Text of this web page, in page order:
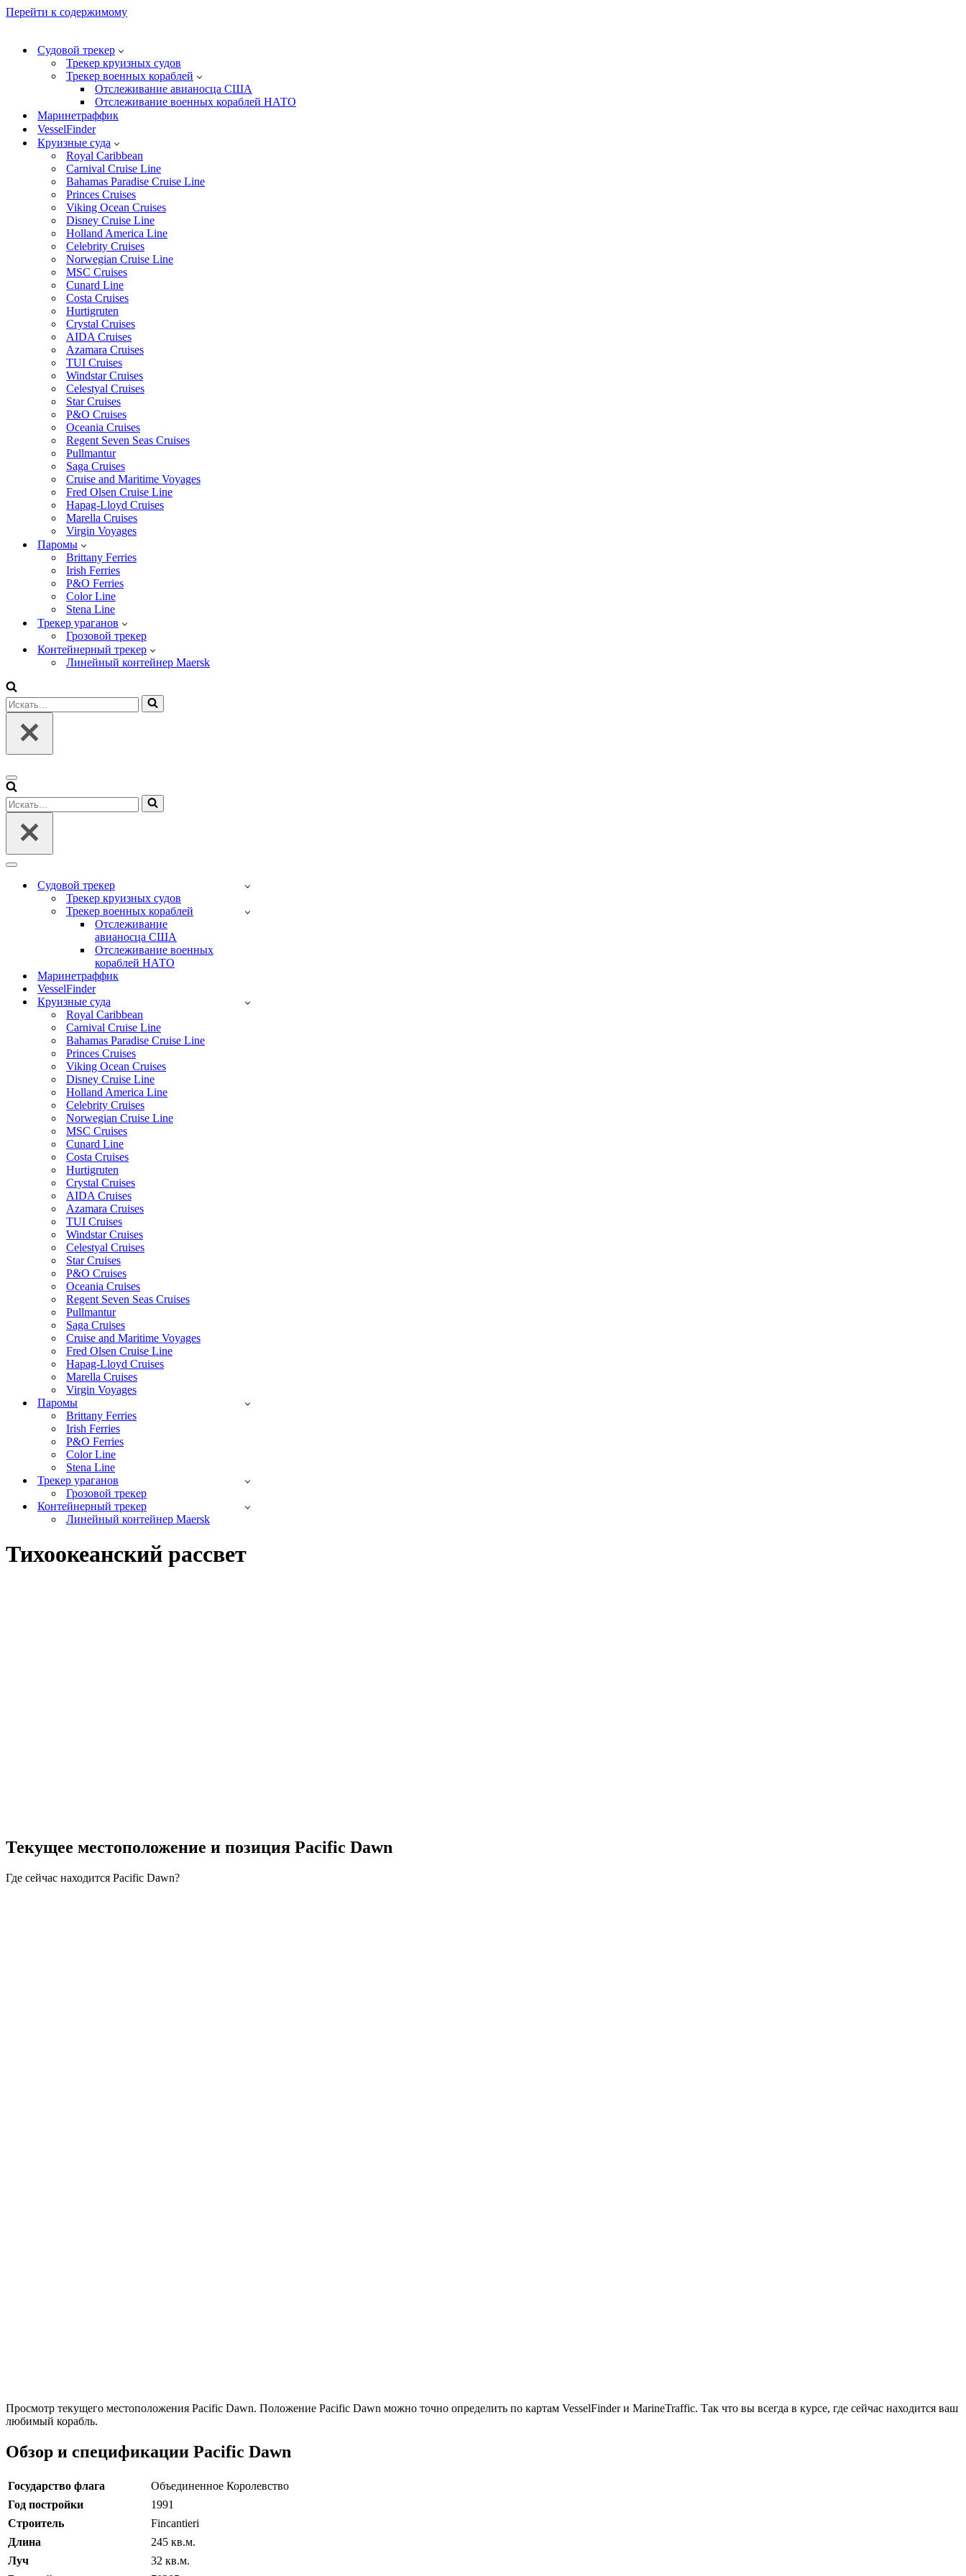
Перейти к содержимому
Судовой трекер
Трекер круизных судов
Трекер военных кораблей
Отслеживание авианосца США
Отслеживание военных кораблей НАТО
Маринетраффик
VesselFinder
Круизные суда
Royal Caribbean
Carnival Cruise Line
Bahamas Paradise Cruise Line
Princes Cruises
Viking Ocean Cruises
Disney Cruise Line
Holland America Line
Celebrity Cruises
Norwegian Cruise Line
MSC Cruises
Cunard Line
Costa Cruises
Hurtigruten
Crystal Cruises
AIDA Cruises
Azamara Cruises
TUI Cruises
Windstar Cruises
Celestyal Cruises
Star Cruises
P&O Cruises
Oceania Cruises
Regent Seven Seas Cruises
Pullmantur
Saga Cruises
Cruise and Maritime Voyages
Fred Olsen Cruise Line
Hapag-Lloyd Cruises
Marella Cruises
Virgin Voyages
Паромы
Brittany Ferries
Irish Ferries
P&O Ferries
Color Line
Stena Line
Трекер ураганов
Грозовой трекер
Контейнерный трекер
Линейный контейнер Maersk
Искать...
Меню
навигации
Искать...
Меню
навигацииСудовой трекер
Трекер круизных судов
Трекер военных кораблей
Отслеживание
авианосца США
Отслеживание военных
кораблей НАТО
Маринетраффик
VesselFinder
Круизные суда
Royal Caribbean
Carnival Cruise Line
Bahamas Paradise Cruise Line
Princes Cruises
Viking Ocean Cruises
Disney Cruise Line
Holland America Line
Celebrity Cruises
Norwegian Cruise Line
MSC Cruises
Cunard Line
Costa Cruises
Hurtigruten
Crystal Cruises
AIDA Cruises
Azamara Cruises
TUI Cruises
Windstar Cruises
Celestyal Cruises
Star Cruises
P&O Cruises
Oceania Cruises
Regent Seven Seas Cruises
Pullmantur
Saga Cruises
Cruise and Maritime Voyages
Fred Olsen Cruise Line
Hapag-Lloyd Cruises
Marella Cruises
Virgin Voyages
Паромы
Brittany Ferries
Irish Ferries
P&O Ferries
Color Line
Stena Line
Трекер ураганов
Грозовой трекер
Контейнерный трекер
Линейный контейнер Maersk
Тихоокеанский рассвет
Текущее местоположение и позиция Pacific Dawn
Где сейчас находится Pacific Dawn?
Просмотр текущего местоположения Pacific Dawn. Положение Pacific Dawn можно точно определить по картам VesselFinder и MarineTraffic. Так что вы всегда в курсе, где сейчас находится ваш
любимый корабль.
Обзор и спецификации Pacific Dawn
Государство флага
Объединенное Королевство
Год постройки
1991
Строитель
Fincantieri
Длина
245 кв.м.
Луч
32 кв.м.